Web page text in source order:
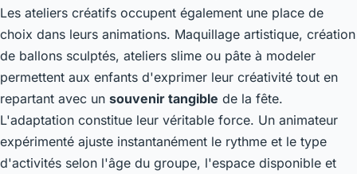
Les ateliers créatifs occupent également une place de
choix dans leurs animations. Maquillage artistique, création
de ballons sculptés, ateliers slime ou pâte à modeler
permettent aux enfants d'exprimer leur créativité tout en
repartant avec un souvenir tangible de la fête.
L'adaptation constitue leur véritable force. Un animateur
expérimenté ajuste instantanément le rythme et le type
d'activités selon l'âge du groupe, l'espace disponible et